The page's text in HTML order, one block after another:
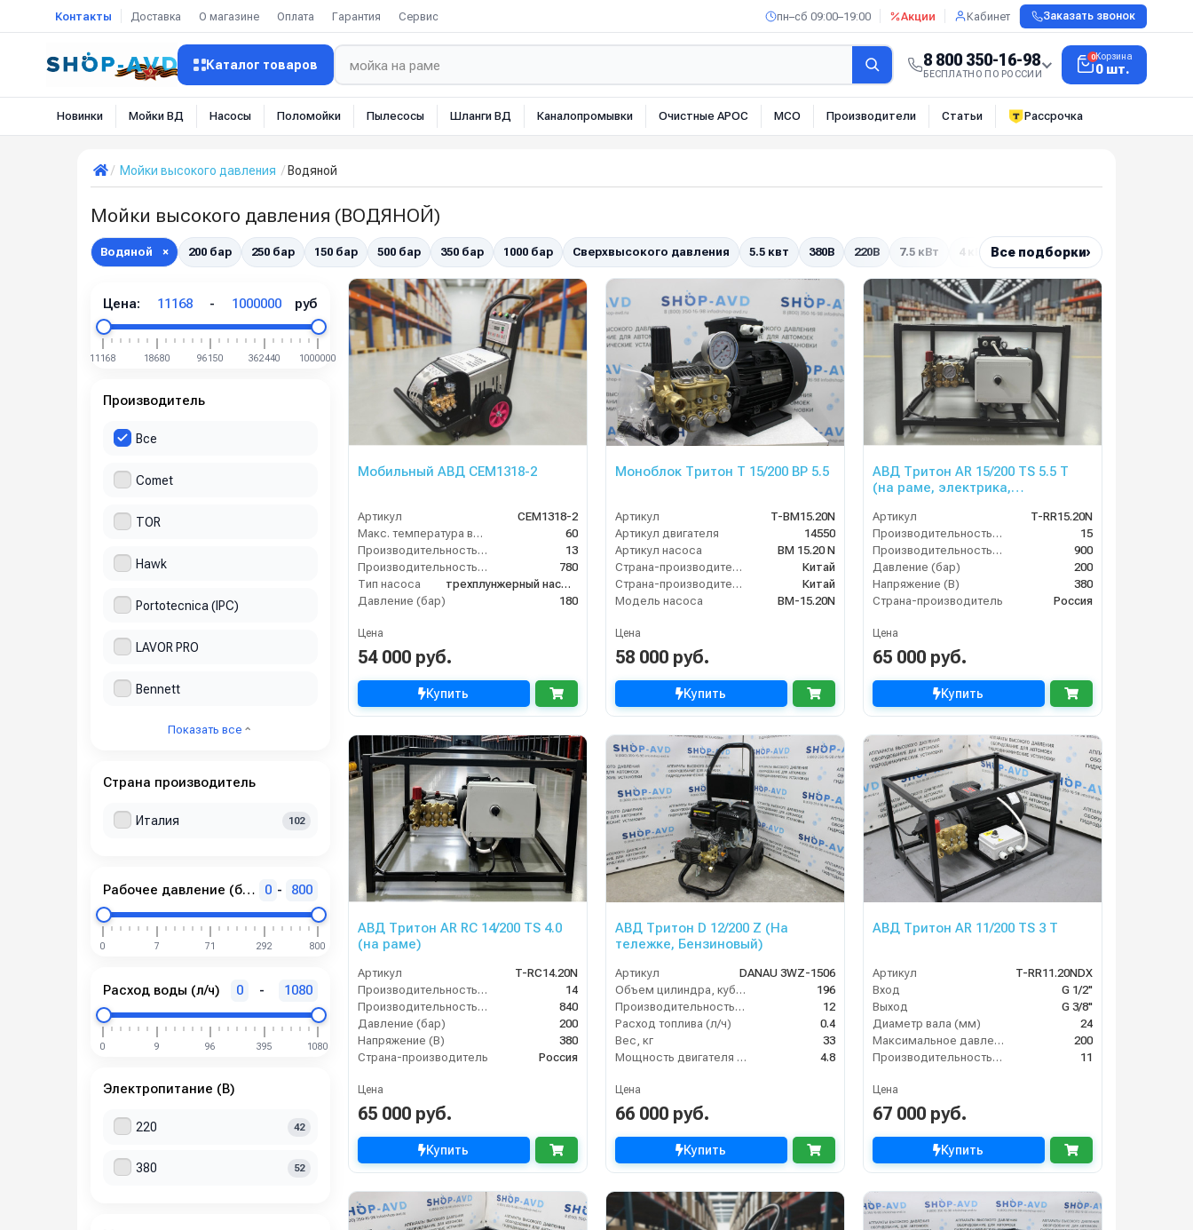
Контакты Доставка О магазине Оплата Гарантия Сервис пн–сб 09:00–19:00 Акции Кабинет Заказать звонок
Каталог товаров 8 800 350-16-98
БЕСПЛАТНО ПО РОССИИ
0Корзина
0 шт.
Новинки Мойки ВД Насосы Поломойки Пылесосы Шланги ВД Каналопромывки Очистные АРОС МСО Производители Статьи Рассрочка
Мойки высокого давления Водяной
Мойки высокого давления (ВОДЯНОЙ)
Водяной × 200 бар 250 бар 150 бар 500 бар 350 бар 1000 бар Сверхвысокого давления 5.5 квт 380В 220В 7.5 кВт 4 кВт На тележке Моноблоки
Все подборки›
Цена: 11168 - 1000000 руб
11168 18680 96150 362440 1000000
Производитель
Все
Comet
TOR
Hawk
Portotecnica (IPC)
LAVOR PRO
Bennett
Показать все
Страна производитель
Италия 102
Рабочее давление (бар) 0 - 800
0 7 71 292 800
Расход воды (л/ч) 0 - 1080
0 9 96 395 1080
Электропитание (В)
220 42
380 52
Мобильный АВД CEM1318-2
Артикул
CEM1318-2
Макс. температура воды (°C)
60
Производительность (л/мин)
13
Производительность (л/ч)
780
Тип насоса
трехплунжерный насос с цельнокерамическими плунжерами
Давление (бар)
180
Цена
54 000 руб.
Купить
Моноблок Тритон T 15/200 BP 5.5
Артикул
T-BM15.20N
Артикул двигателя
14550
Артикул насоса
BM 15.20 N
Страна-производитель двигателя
Китай
Страна-производитель насоса
Китай
Модель насоса
BM-15.20N
Цена
58 000 руб.
Купить
АВД Тритон AR 15/200 TS 5.5 T
(на раме, электрика,
Артикул
T-RR15.20N
Производительность (л/мин)
15
Производительность (л/ч)
900
Давление (бар)
200
Напряжение (В)
380
Страна-производитель
Россия
Цена
65 000 руб.
Купить
АВД Тритон AR RC 14/200 TS 4.0
(на раме)
Артикул
T-RС14.20N
Производительность (л/мин)
14
Производительность (л/ч)
840
Давление (бар)
200
Напряжение (В)
380
Страна-производитель
Россия
Цена
65 000 руб.
Купить
АВД Тритон D 12/200 Z (На
тележке, Бензиновый)
Артикул
DANAU 3WZ-1506
Объем цилиндра, куб.см
196
Производительность (л/мин)
12
Расход топлива (л/ч)
0.4
Вес, кг
33
Мощность двигателя (кВт)
4.8
Цена
66 000 руб.
Купить
АВД Тритон AR 11/200 TS 3 T
Артикул
T-RR11.20NDX
Вход
G 1/2"
Выход
G 3/8"
Диаметр вала (мм)
24
Максимальное давление (бар)
200
Производительность (л/мин)
11
Цена
67 000 руб.
Купить